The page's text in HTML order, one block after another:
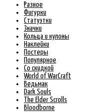
Разное
Фигурки
Статуэтки
Значки
Кольца и кулоны
Наклейки
Постеры
Популярное
Со скидкой
World of WarCraft
Ведьмак
Dark Souls
The Elder Scrolls
Bloodborne